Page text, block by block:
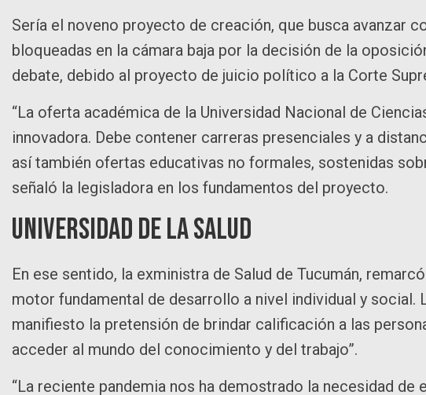
Sería el noveno proyecto de creación, que busca avanzar
bloqueadas en la cámara baja por la decisión de la
debate, debido al proyecto de juicio político a la Corte
“La oferta académica de la Universidad Nacional de
innovadora. Debe contener carreras presenciales y a
así también ofertas educativas no formales, sostenidas
señaló la legisladora en los fundamentos del proyecto.
Universidad de la Salud
En ese sentido, la exministra de Salud de Tucumán,
motor fundamental de desarrollo a nivel individual y social.
manifiesto la pretensión de brindar calificación a las
acceder al mundo del conocimiento y del trabajo”.
“La reciente pandemia nos ha demostrado la necesidad de